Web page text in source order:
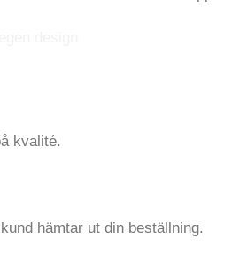
kvalité.
hämtar ut din beställning.